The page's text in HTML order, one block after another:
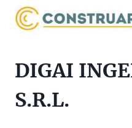
Saltar
DIGAI
S.R.L.